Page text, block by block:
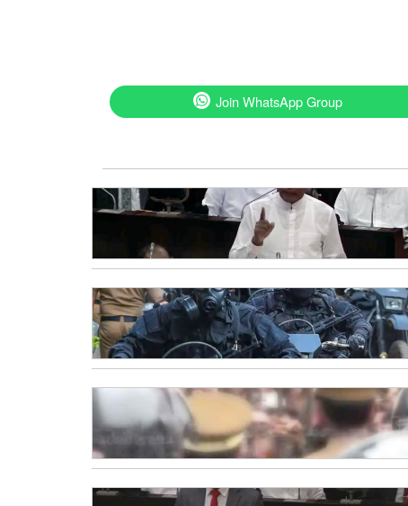
Join WhatsApp Group